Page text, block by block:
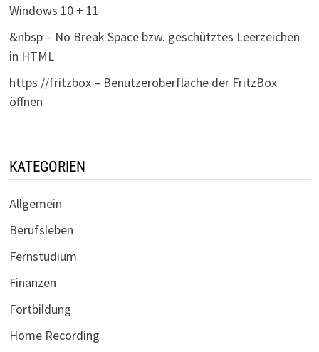
Windows 10 + 11
&nbsp – No Break Space bzw. geschütztes Leerzeichen
in HTML
https //fritzbox – Benutzeroberfläche der FritzBox
öffnen
KATEGORIEN
Allgemein
Berufsleben
Fernstudium
Finanzen
Fortbildung
Home Recording